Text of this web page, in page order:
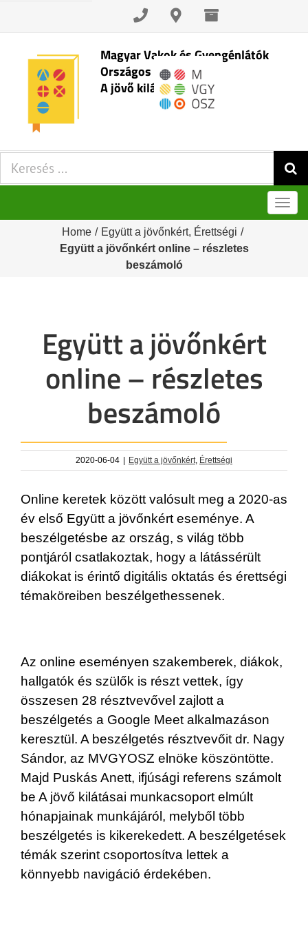
Skip
content
Magyar Vakok és Gyengénlátók
Országos Szövetsége
A jövő kilátásai
Keresés:
Home / Együtt a jövőnkért, Érettségi /
Együtt a jövőnkért online – részletes
beszámoló
Együtt a jövőnkért
online – részletes
beszámoló
2020-06-04 | Együtt a jövőnkért, Érettségi
Online keretek között valósult meg a 2020-as
év első Együtt a jövőnkért eseménye. A
beszélgetésbe az ország, s világ több
pontjáról csatlakoztak, hogy a látássérült
diákokat is érintő digitális oktatás és érettségi
témaköreiben beszélgethessenek.
Az online eseményen szakemberek, diákok,
hallgatók és szülők is részt vettek, így
összesen 28 résztvevővel zajlott a
beszélgetés a Google Meet alkalmazáson
keresztül. A beszélgetés résztvevőit dr. Nagy
Sándor, az MVGYOSZ elnöke köszöntötte.
Majd Puskás Anett, ifjúsági referens számolt
be A jövő kilátásai munkacsoport elmúlt
hónapjainak munkájáról, melyből több
beszélgetés is kikerekedett. A beszélgetések
témák szerint csoportosítva lettek a
könnyebb navigáció érdekében.